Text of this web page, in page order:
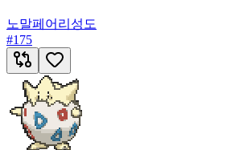
노말페어리 성도
#175